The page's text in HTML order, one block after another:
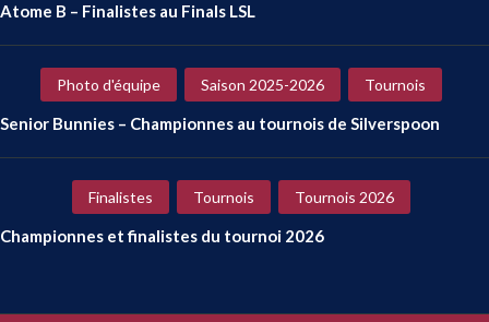
Atome B – Finalistes au Finals LSL
Photo d'équipe Saison 2025-2026 Tournois
Senior Bunnies – Championnes au tournois de Silverspoon
Finalistes Tournois Tournois 2026
Championnes et finalistes du tournoi 2026